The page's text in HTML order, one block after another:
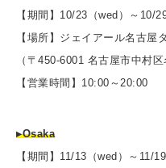
【期間】10/23（wed）～10/
【場所】ジェイアール名古
（〒450-6001 名古屋市中村区
【営業時間】10:00～20:00
▸Osaka
【期間】11/13（wed）～11/